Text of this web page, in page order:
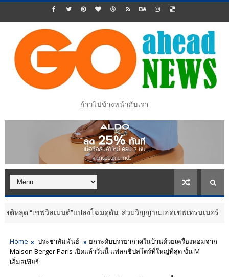
ก้าวไปข้างหน้ากับเรา
ฟวิลเมนต์”แปลงโฉมดุดัน..สวมวิญญาณเฮดเชฟเทรนเนอร์ ประชาสัมพั
Home ประชาสัมพันธ์
ยกระดับบรรยากาศในบ้านด้วยเครื่องหอมจาก
Maison Berger Paris เปิดแล้ววันนี้ แฟลกชิปสโตร์ที่ใหญ่ที่สุด ชั้น M
เอ็มสเฟียร์